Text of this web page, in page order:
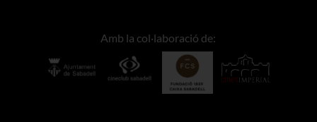
Amb la col·laboració de: